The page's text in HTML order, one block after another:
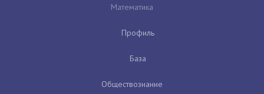
Математика
Профиль
База
Обществознание